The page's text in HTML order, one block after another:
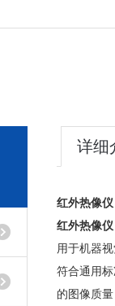
详细
红外热像
红外热像
用于机器
符合通用
的图像质